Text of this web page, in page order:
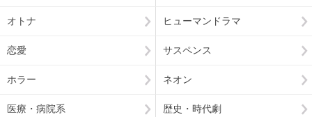
オトナ ヒューマンドラマ
恋愛 サスペンス
ホラー ネオン
医療・病院系 歴史・時代劇